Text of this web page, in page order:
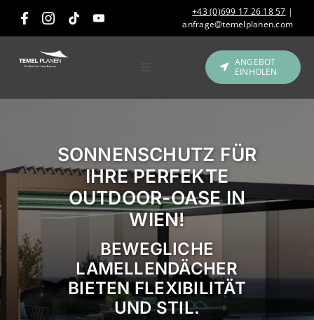
content
+43 (0)699 17 26 18 57 |
anfrage@temelplanen.com
Produkte
Hotellerie
Referenzen
Über uns
Kontakt
ANGEBOT
EINHOLEN
SONNENSCHUTZ FÜR
IHRE PERFEKTE
OUTDOOR-OASE IN
WIEN!
BEWEGLICHE
LAMELLENDÄCHER
BIETEN FLEXIBILITÄT
UND STIL.